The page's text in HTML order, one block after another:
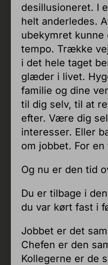
desillusioneret. I
helt anderledes.
ubekymret kunne
tempo. Trække
i det hele taget
glæder i livet.
familie og dine
til dig selv, til at
efter. Være dig
interesser. Eller
om jobbet. For en
Og nu er den tid
Du er tilbage i
du var kørt fast i
Jobbet er det
Chefen er den
Kollegerne er de